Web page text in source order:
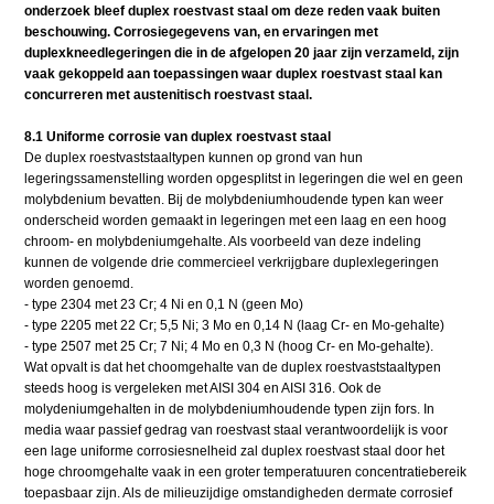
onderzoek bleef duplex roestvast staal om deze reden vaak buiten
beschouwing. Corrosiegegevens van, en ervaringen met
duplexkneedlegeringen die in de afgelopen 20 jaar zijn verzameld, zijn
vaak gekoppeld aan toepassingen waar duplex roestvast staal kan
concurreren met austenitisch roestvast staal.
8.1 Uniforme corrosie van duplex roestvast staal
De duplex roestvaststaaltypen kunnen op grond van hun
legeringssamenstelling worden opgesplitst in legeringen die wel en geen
molybdenium bevatten. Bij de molybdeniumhoudende typen kan weer
onderscheid worden gemaakt in legeringen met een laag en een hoog
chroom- en molybdeniumgehalte. Als voorbeeld van deze indeling
kunnen de volgende drie commercieel verkrijgbare duplexlegeringen
worden genoemd.
- type 2304 met 23 Cr; 4 Ni en 0,1 N (geen Mo)
- type 2205 met 22 Cr; 5,5 Ni; 3 Mo en 0,14 N (laag Cr- en Mo-gehalte)
- type 2507 met 25 Cr; 7 Ni; 4 Mo en 0,3 N (hoog Cr- en Mo-gehalte).
Wat opvalt is dat het choomgehalte van de duplex roestvaststaaltypen
steeds hoog is vergeleken met AISI 304 en AISI 316. Ook de
molydeniumgehalten in de molybdeniumhoudende typen zijn fors. In
media waar passief gedrag van roestvast staal verantwoordelijk is voor
een lage uniforme corrosiesnelheid zal duplex roestvast staal door het
hoge chroomgehalte vaak in een groter temperatuuren concentratiebereik
toepasbaar zijn. Als de milieuzijdige omstandigheden dermate corrosief